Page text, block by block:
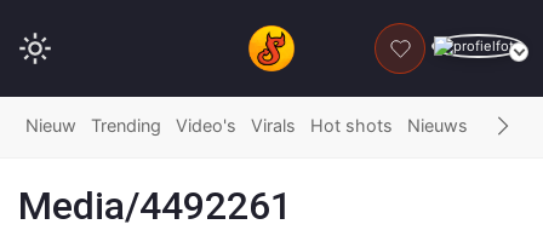
DONEER
Nieuw Trending Video's Virals Hot shots Nieuws Fails
Media/4492261